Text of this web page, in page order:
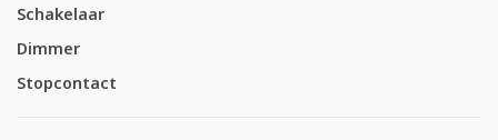
Schakelaar
Dimmer
Stopcontact